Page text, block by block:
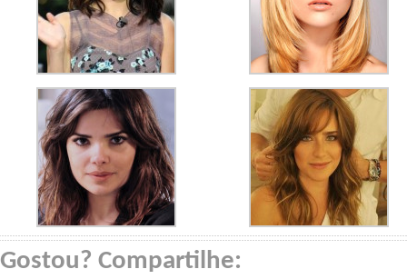
Gostou? Compartilhe: